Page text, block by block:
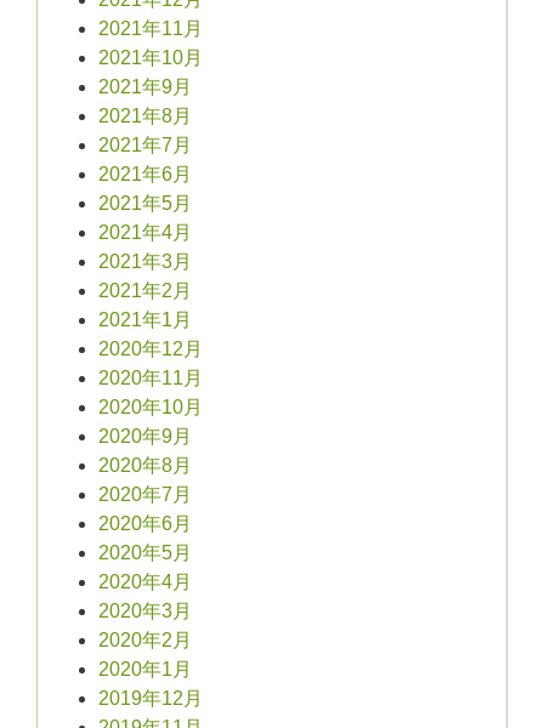
2021年11月
2021年10月
2021年9月
2021年8月
2021年7月
2021年6月
2021年5月
2021年4月
2021年3月
2021年2月
2021年1月
2020年12月
2020年11月
2020年10月
2020年9月
2020年8月
2020年7月
2020年6月
2020年5月
2020年4月
2020年3月
2020年2月
2020年1月
2019年12月